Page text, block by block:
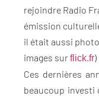
rejoindre Radio
émission
il était aussi
images surflick.fr
Ces dernières
beaucoup investi